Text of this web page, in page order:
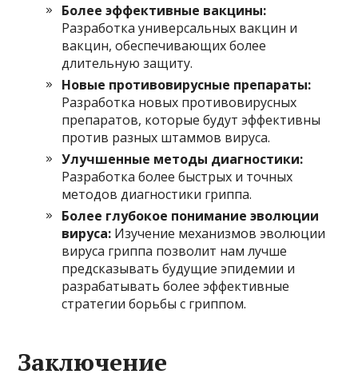
Более эффективные вакцины:
Разработка универсальных вакцин и
вакцин, обеспечивающих более
длительную защиту.
Новые противовирусные препараты:
Разработка новых противовирусных
препаратов, которые будут эффективны
против разных штаммов вируса.
Улучшенные методы диагностики:
Разработка более быстрых и точных
методов диагностики гриппа.
Более глубокое понимание эволюции
вируса: Изучение механизмов эволюции
вируса гриппа позволит нам лучше
предсказывать будущие эпидемии и
разрабатывать более эффективные
стратегии борьбы с гриппом.
Заключение